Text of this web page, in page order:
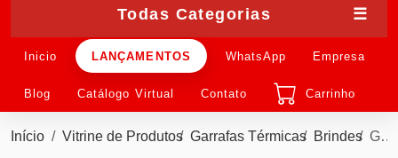
Todas Categorias ☰
Inicio LANÇAMENTOS WhatsApp Empresa
Blog Catálogo Virtual Contato Carrinho
Início Vitrine de Produtos Garrafas Térmicas Brindes Garrafa térmica em inox com capacidade de até 700ml X19012